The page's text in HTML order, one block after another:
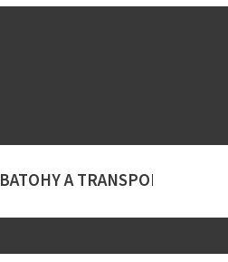
BATOHY A TRANSPORT